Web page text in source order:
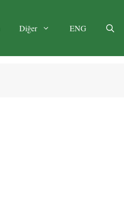
Diğer ENG